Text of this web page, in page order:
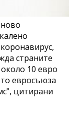
страните
10 евро
евросъюза
цитирани